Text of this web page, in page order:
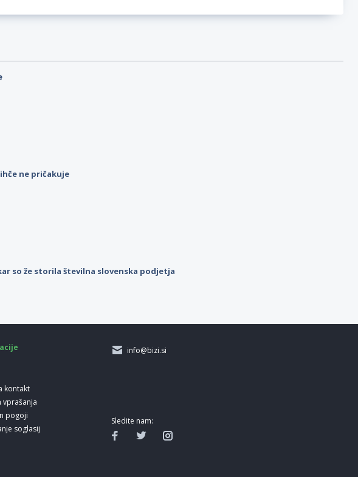
ne pričakuje
so že storila številna slovenska podjetja
kontakt
vprašanja
pogoji
soglasij
info@bizi.si
Sledite nam: